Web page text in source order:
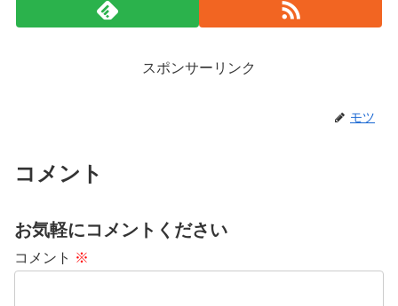
スポンサーリンク
モツ
コメント
お気軽にコメントください
コメント ※